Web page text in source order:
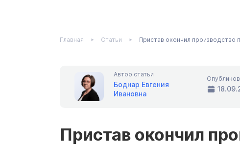
Главная Статьи Пристав окончил производство
Автор статьи
Боднар Евгения
Ивановна
Пристав окончил